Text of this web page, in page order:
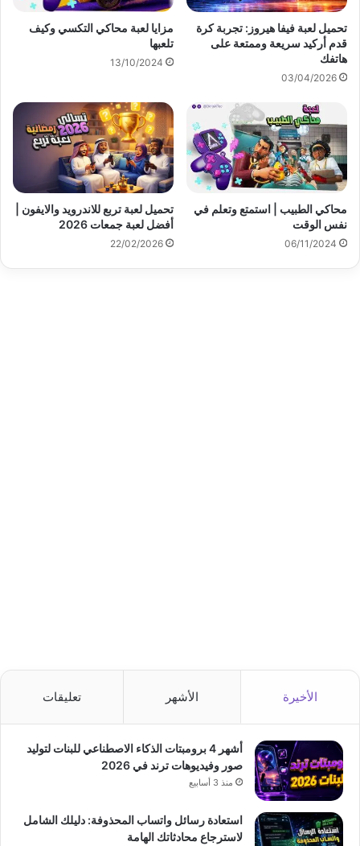
تحميل لعبة فيفا هيروز: تجربة كرة
قدم أركيد سريعة وممتعة على
هاتفك
03/04/2026
مزايا لعبة محاكي التكسي وكيف
تلعبها
13/10/2024
محاكي الطبيب | استمتع وتعلم في
نفس الوقت
06/11/2024
تحميل لعبة تربع للاندرويد والايفون |
أفضل لعبة جمعات 2026
22/02/2026
الأخيرة الأشهر تعليقات
أشهر 4 برومبتات الذكاء الاصطناعي للبنات لتوليد
صور وفيديوهات ترند في 2026
منذ 3 أسابيع
استعادة رسائل واتساب المحذوفة: دليلك الشامل
لاسترجاع محادثاتك الهامة